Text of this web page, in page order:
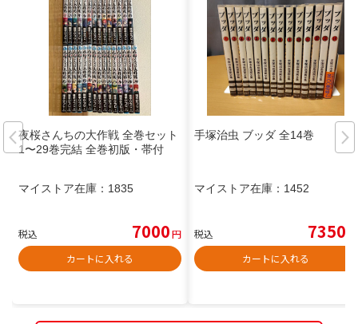
夜桜さんちの大作戦 全巻セット
1〜29巻完結 全巻初版・帯付
マイストア在庫： 1835
税込 7000円
カートに入れる
手塚治虫 ブッダ 全14巻
マイストア在庫： 1452
税込 7350
カートに入れる